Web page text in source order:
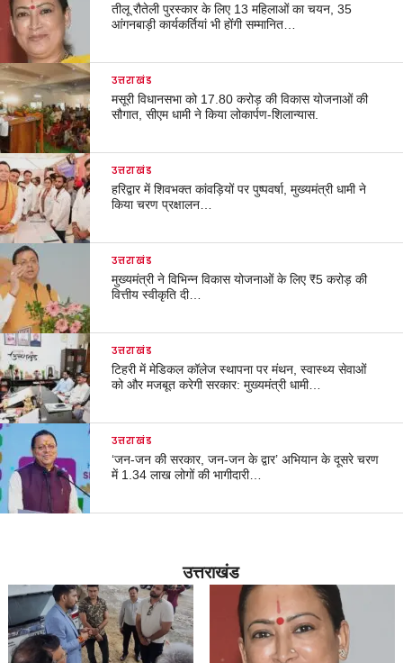
तीलू रौतेली पुरस्कार के लिए 13 महिलाओं का चयन, 35
आंगनबाड़ी कार्यकर्तियां भी होंगी सम्मानित…
उत्तराखंड
मसूरी विधानसभा को 17.80 करोड़ की विकास योजनाओं की
सौगात, सीएम धामी ने किया लोकार्पण-शिलान्यास.
उत्तराखंड
हरिद्वार में शिवभक्त कांवड़ियों पर पुष्पवर्षा, मुख्यमंत्री धामी ने
किया चरण प्रक्षालन…
उत्तराखंड
मुख्यमंत्री ने विभिन्न विकास योजनाओं के लिए ₹5 करोड़ की
वित्तीय स्वीकृति दी…
उत्तराखंड
टिहरी में मेडिकल कॉलेज स्थापना पर मंथन, स्वास्थ्य सेवाओं
को और मजबूत करेगी सरकार: मुख्यमंत्री धामी…
उत्तराखंड
‘जन-जन की सरकार, जन-जन के द्वार’ अभियान के दूसरे चरण
में 1.34 लाख लोगों की भागीदारी…
उत्तराखंड